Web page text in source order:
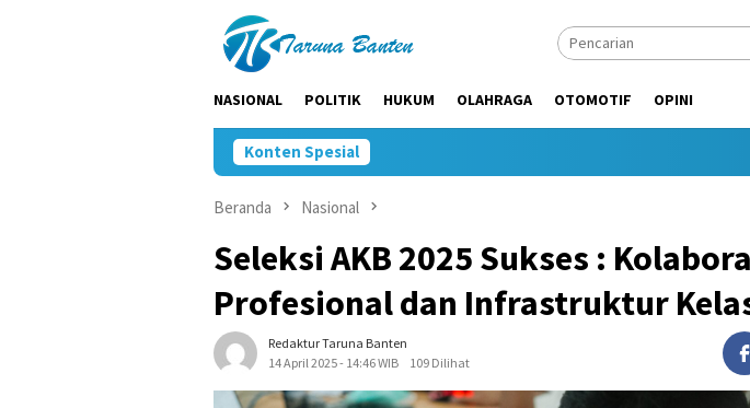
NASIONAL POLITIK HUKUM OLAHRAGA OTOMOTIF OPINI
Konten Spesial
Beranda Nasional
Seleksi AKB 2025 Sukses :
Profesional dan Infrastruktur
Redaktur Taruna Banten
14 April 2025 - 14:46 WIB
109 Dilihat